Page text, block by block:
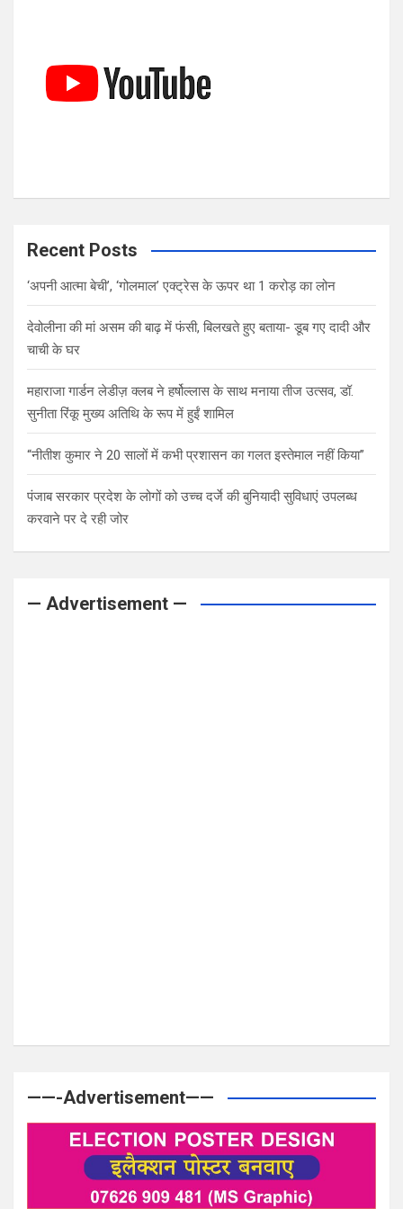
Recent Posts
‘अपनी आत्मा बेची’, ‘गोलमाल’ एक्ट्रेस के ऊपर था 1 करोड़ का लोन
देवोलीना की मां असम की बाढ़ में फंसी, बिलखते हुए बताया- डूब गए दादी और
चाची के घर
महाराजा गार्डन लेडीज़ क्लब ने हर्षोल्लास के साथ मनाया तीज उत्सव, डॉ.
सुनीता रिंकू मुख्य अतिथि के रूप में हुईं शामिल
“नीतीश कुमार ने 20 सालों में कभी प्रशासन का गलत इस्तेमाल नहीं किया”
पंजाब सरकार प्रदेश के लोगों को उच्च दर्जे की बुनियादी सुविधाएं उपलब्ध
करवाने पर दे रही जोर
— Advertisement —
——-Advertisement——